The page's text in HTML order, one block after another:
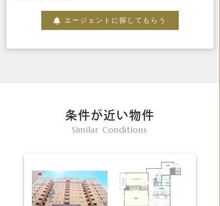
エージェントに探してもらう
条件が近い物件
Similar Conditions